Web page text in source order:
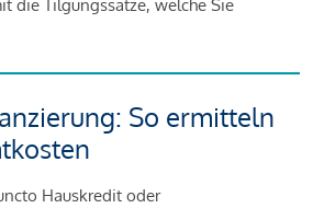
die Tilgungssätze, welche Sie
So ermitteln
Hauskredit oder